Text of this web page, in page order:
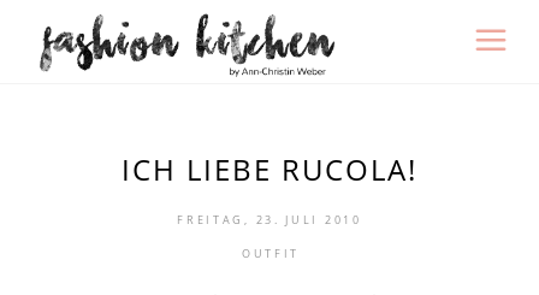
ICH LIEBE RUCOLA!
FREITAG, 23. JULI 2010
OUTFIT